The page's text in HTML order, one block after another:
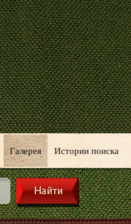
Галерея Истории поиска